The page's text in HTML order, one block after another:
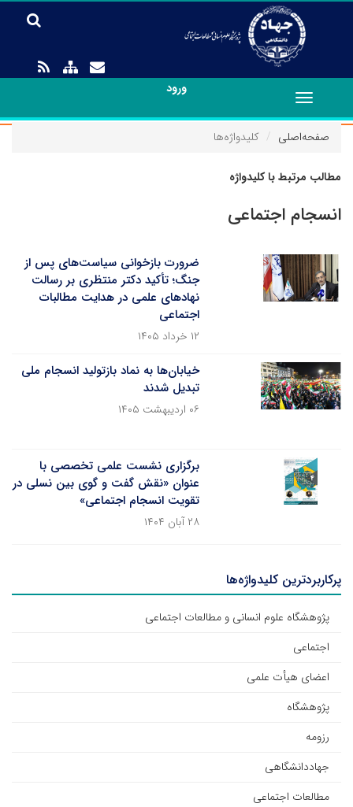
ورود
Toggle
navigation
صفحه‌اصلی
کلیدواژه‌ها
مطالب مرتبط با کلیدواژه
انسجام اجتماعی
ضرورت بازخوانی سیاست‌های پس از
جنگ؛ تأکید دکتر منتظری بر رسالت
نهادهای علمی در هدایت مطالبات
اجتماعی
۱۲ خرداد ۱۴۰۵
خیابان‌ها به نماد بازتولید انسجام ملی
تبدیل شدند
۰۶ اردیبهشت ۱۴۰۵
برگزاری نشست علمی تخصصی با
عنوان «نقش گفت و گوی بین نسلی در
تقویت انسجام اجتماعی»
۲۸ آبان ۱۴۰۴
پرکاربردترین کلیدواژه‌ها
پژوهشگاه علوم انسانی و مطالعات اجتماعی
اجتماعی
اعضای هیأت علمی
پژوهشگاه
رزومه
جهاددانشگاهی
مطالعات اجتماعی